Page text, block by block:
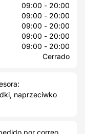
09:00 - 20:00
09:00 - 20:00
09:00 - 20:00
09:00 - 20:00
09:00 - 20:00
Cerrado
naprzeciwko
por correo